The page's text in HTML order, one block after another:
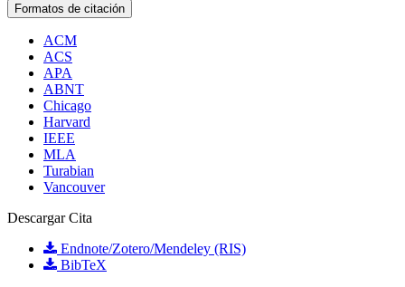
Formatos de citación
ACM
ACS
APA
ABNT
Chicago
Harvard
IEEE
MLA
Turabian
Vancouver
Descargar Cita
Endnote/Zotero/Mendeley (RIS)
BibTeX